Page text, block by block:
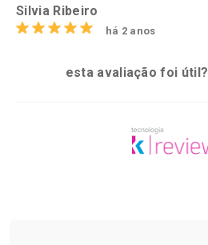
Silvia Ribeiro
há 2 anos
esta avaliação foi útil?